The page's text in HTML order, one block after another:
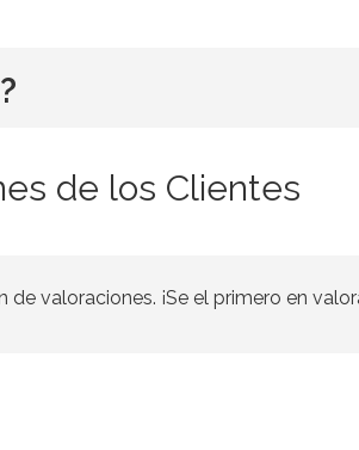
de los Clientes
de valoraciones. ¡Se el primero en